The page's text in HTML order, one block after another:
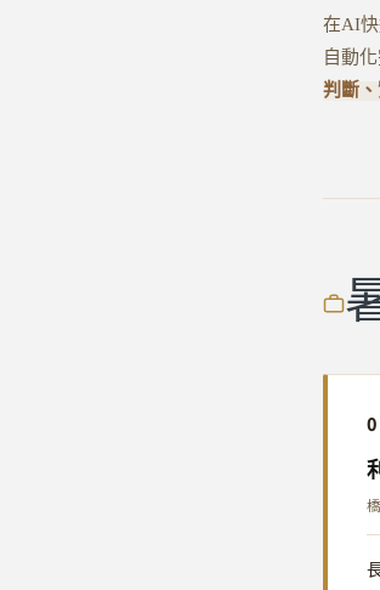
在AI
自動
判斷